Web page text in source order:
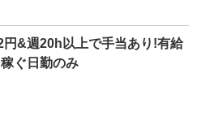
円&週20h以上で手当あり!有給
ぐ日勤のみ